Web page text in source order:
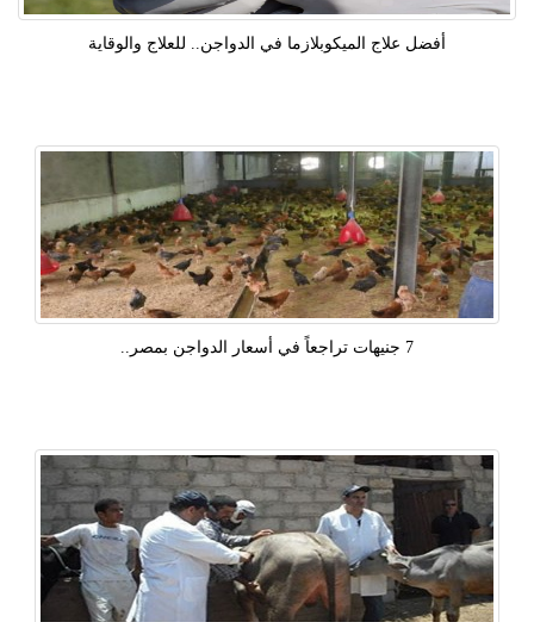
أفضل علاج الميكوبلازما في الدواجن.. للعلاج والوقاية
7 جنيهات تراجعاً في أسعار الدواجن بمصر..